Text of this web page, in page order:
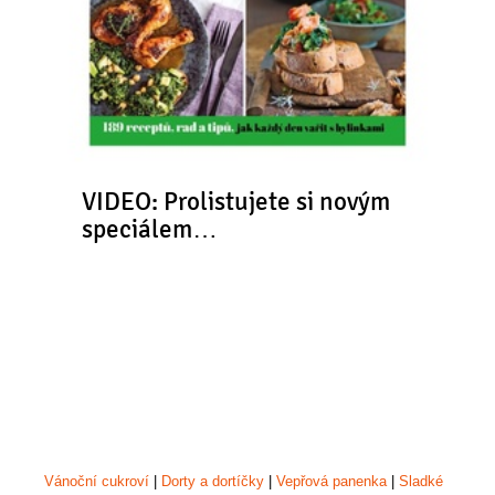
VIDEO: Prolistujete si novým
speciálem…
Vánoční cukroví Dorty a dortíčky Vepřová panenka| Sladké